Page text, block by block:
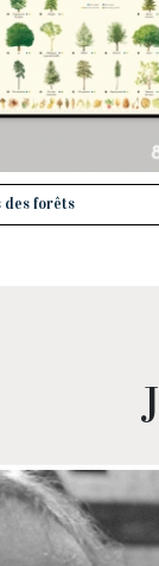
AJOUTER AU
des forêts